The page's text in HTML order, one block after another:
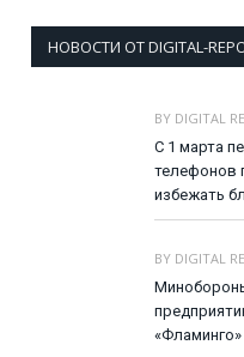
НОВОСТИ ОТ DIGITAL-
BY DIGITAL
С 1 марта
телефонов
избежать
BY DIGITAL
«Фламинго»